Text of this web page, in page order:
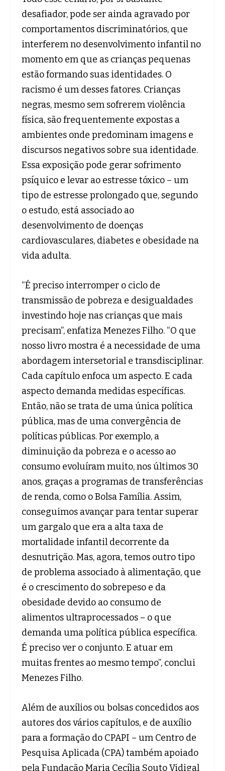
desafiador, pode ser ainda agravado por
comportamentos discriminatórios, que
interferem no desenvolvimento infantil no
momento em que as crianças pequenas
estão formando suas identidades. O
racismo é um desses fatores. Crianças
negras, mesmo sem sofrerem violência
física, são frequentemente expostas a
ambientes onde predominam imagens e
discursos negativos sobre sua identidade.
Essa exposição pode gerar sofrimento
psíquico e levar ao estresse tóxico – um
tipo de estresse prolongado que, segundo
o estudo, está associado ao
desenvolvimento de doenças
cardiovasculares, diabetes e obesidade na
vida adulta.
“É preciso interromper o ciclo de
transmissão de pobreza e desigualdades
investindo hoje nas crianças que mais
precisam”, enfatiza Menezes Filho. “O que
nosso livro mostra é a necessidade de uma
abordagem intersetorial e transdisciplinar.
Cada capítulo enfoca um aspecto. E cada
aspecto demanda medidas específicas.
Então, não se trata de uma única política
pública, mas de uma convergência de
políticas públicas. Por exemplo, a
diminuição da pobreza e o acesso ao
consumo evoluíram muito, nos últimos 30
anos, graças a programas de transferências
de renda, como o Bolsa Família. Assim,
conseguimos avançar para tentar superar
um gargalo que era a alta taxa de
mortalidade infantil decorrente da
desnutrição. Mas, agora, temos outro tipo
de problema associado à alimentação, que
é o crescimento do sobrepeso e da
obesidade devido ao consumo de
alimentos ultraprocessados – o que
demanda uma política pública específica.
É preciso ver o conjunto. E atuar em
muitas frentes ao mesmo tempo”, conclui
Menezes Filho.
Além de auxílios ou bolsas concedidos aos
autores dos vários capítulos, e de auxílio
para a formação do CPAPI – um Centro de
Pesquisa Aplicada (CPA) também apoiado
pela Fundação Maria Cecília Souto Vidigal